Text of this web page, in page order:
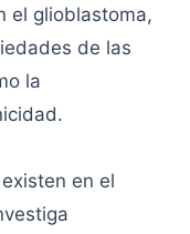
el glioblastoma,
de las
la
en el